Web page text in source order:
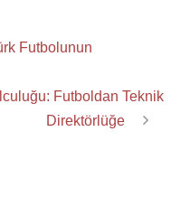
Futbolunun
Futboldan Teknik
Direktörlüğe